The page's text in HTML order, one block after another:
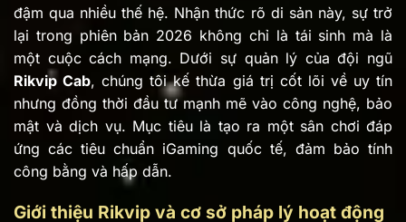
đậm qua nhiều thế hệ. Nhận thức rõ di sản này, sự trở
lại trong phiên bản 2026 không chỉ là tái sinh mà là
một cuộc cách mạng. Dưới sự quản lý của đội ngũ
Rikvip Cab, chúng tôi kế thừa giá trị cốt lõi về uy tín
nhưng đồng thời đầu tư mạnh mẽ vào công nghệ, bảo
mật và dịch vụ. Mục tiêu là tạo ra một sân chơi đáp
ứng các tiêu chuẩn iGaming quốc tế, đảm bảo tính
công bằng và hấp dẫn.
Giới thiệu Rikvip và cơ sở pháp lý hoạt động